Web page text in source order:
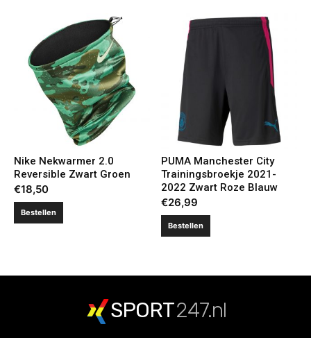
Nike Nekwarmer 2.0
Reversible Zwart Groen
€18,50
Bestellen
PUMA Manchester City
Trainingsbroekje 2021-
2022 Zwart Roze Blauw
€26,99
Bestellen
SPORT247.nl